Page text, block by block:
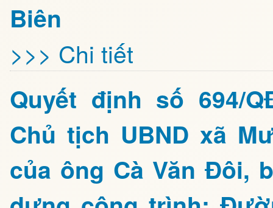
Biên
>>> Chi tiết
Quyết định số 694/
Chủ tịch UBND xã
của ông Cà Văn Đôi,